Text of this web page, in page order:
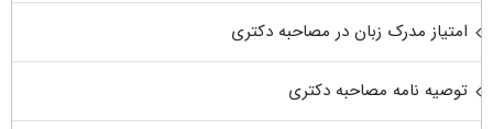
امتیاز مدرک زبان در مصاحبه دکتری
توصیه نامه مصاحبه دکتری